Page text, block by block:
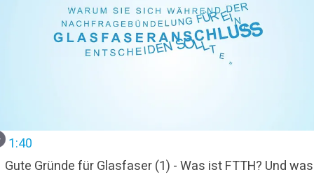
1:40
Gute Gründe für Glasfaser (1) - Was ist FTTH? Und was